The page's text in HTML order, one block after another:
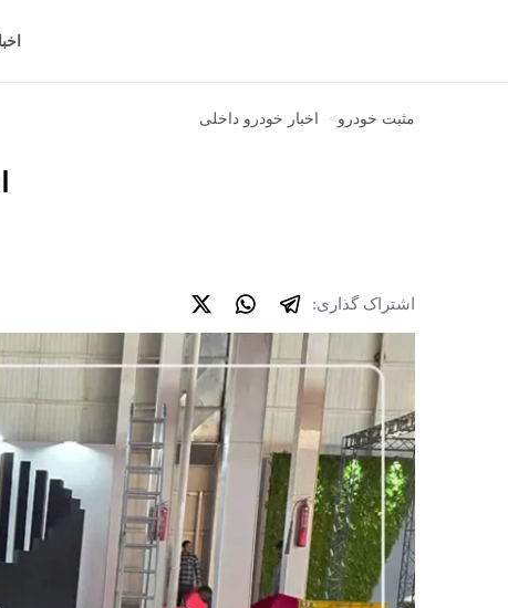
مثبت خودرو> اخبار خودرو داخلی
اشتراک گذاری: